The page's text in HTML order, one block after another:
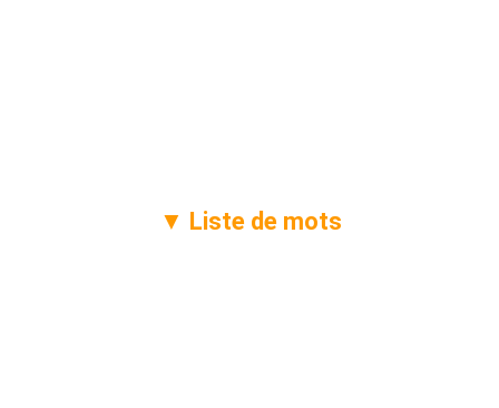
▼ Liste de mots